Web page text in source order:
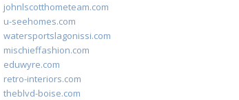
johnlscotthometeam.com
u-seehomes.com
watersportslagonissi.com
mischieffashion.com
eduwyre.com
retro-interiors.com
theblvd-boise.com